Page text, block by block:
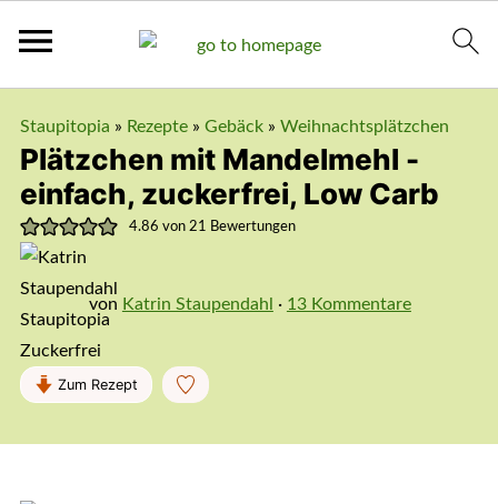
Staupitopia » Rezepte» Gebäck» Weihnachtsplätzchen
Plätzchen mit Mandelmehl -
einfach, zuckerfrei, Low Carb
4.86 von 21 Bewertungen
von Katrin Staupendahl · 13 Kommentare
Zum Rezept